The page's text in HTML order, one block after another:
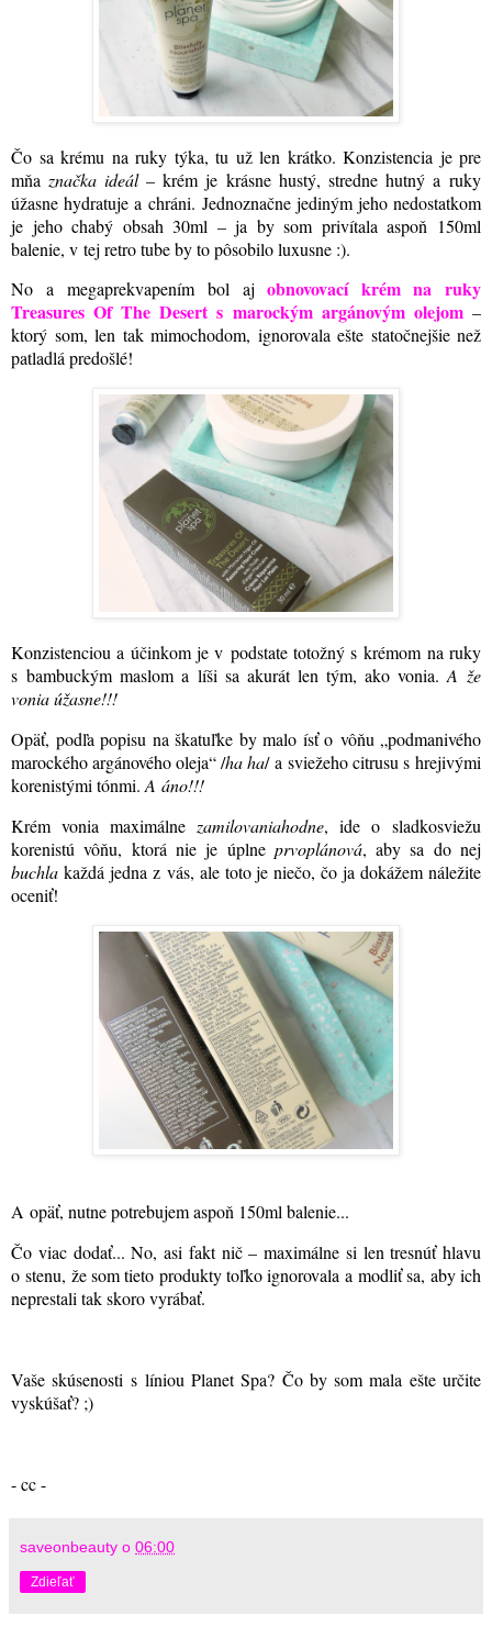
Čo sa krému na ruky týka, tu už len krátko. Konzistencia je pre
mňa značka ideál– krém je krásne hustý, stredne hutný a ruky
úžasne hydratuje a chráni. Jednoznačne jediným jeho nedostatkom
je jeho chabý obsah 30ml – ja by som privítala aspoň 150ml
balenie, v tej retro tube by to pôsobilo luxusne :).
No a megaprekvapením bol ajobnovovací krém na ruky
Treasures Of The Desert s marockým argánovým olejom –
ktorý som, len tak mimochodom, ignorovala ešte statočnejšie než
patladlá predošlé!
Konzistenciou a účinkom je v podstate totožný s krémom na ruky
s bambuckým maslom a líši sa akurát len tým, ako vonia. A že
vonia úžasne!!!
Opäť, podľa popisu na škatuľke by malo ísť o vôňu „podmanivého
marockého argánového oleja“ /ha ha/ a sviežeho citrusu s hrejivými
korenistými tónmi. A áno!!!
Krém vonia maximálne zamilovaniahodne, ide o sladkosviežu
korenistú vôňu, ktorá nie je úplne prvoplánová, aby sa do nej
buchla každá jedna z vás, ale toto je niečo, čo ja dokážem náležite
oceniť!
A opäť, nutne potrebujem aspoň 150ml balenie...
Čo viac dodať... No, asi fakt nič – maximálne si len tresnúť hlavu
o stenu, že som tieto produkty toľko ignorovala a modliť sa, aby ich
neprestali tak skoro vyrábať.
Vaše skúsenosti s líniou Planet Spa? Čo by som mala ešte určite
vyskúšať? ;)
- cc -
saveonbeauty o 06:00
Zdieľať